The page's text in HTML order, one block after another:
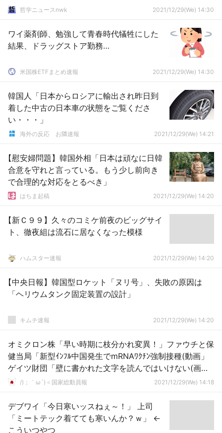
哲学ニュースnwk 2021/12/29(We) 14:30
ワイ薬剤師、勉強して青春時代犠牲にした
結果、ドラッグストア勤務…
米国株ETFまとめ速報 2021/12/29(We) 14:30
韓国人「日本からロシアに輸出され昨日到
着した中古の日本車の状態をご覧くださ
い・・・」
海外の反応 お隣速報 2021/12/29(We) 14:21
【慰安婦問題】韓国外相「日本は頑なに日韓
合意を守れと言っている。もう少し前向き
で合理的な対応をとるべき」
はちま起稿 2021/12/29(We) 14:20
【新Ｃ９９】久々のコミケ前夜のビッグサイ
ト、徹夜組は流石に居なくなった模様
ハムスター速報 2021/12/29(We) 14:20
【中央日報】韓国型ロケット「ヌリ号」、失敗の原因は
「ヘリウムタンク固定装置の設計」
キムチ速報 2021/12/29(We) 14:20
オミクロン株「早い時期に枝分かれ変異！」ファウチと保
健当局「新型ｲﾝﾌﾙ中国発生でmRNAﾜｸﾁﾝ強制接種(動画」
ゲイツ財団「壁に書かれた文字を読んではいけない(画
像」→/)；｀ω´)＜国家総動員報 2021/12/29(We) 14:18
デブワイ「今日寒いッスねぇ～！」 上司
「ミートテック着てても寒いんか？ｗ」 ←
こういつやつ